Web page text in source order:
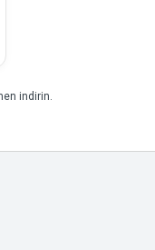
indirin.